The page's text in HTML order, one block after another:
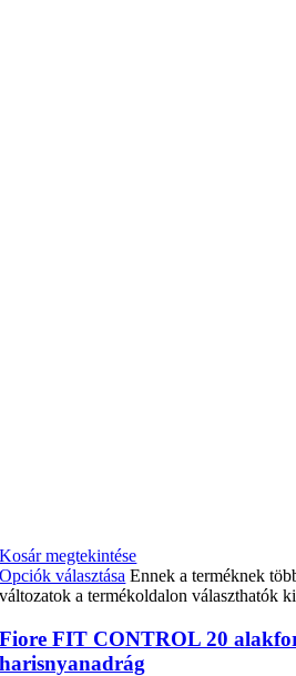
Kosár megtekintése
Opciók választása Ennek a terméknek
változatok a termékoldalon választhatók
Fiore FIT CONTROL 20
harisnyanadrág